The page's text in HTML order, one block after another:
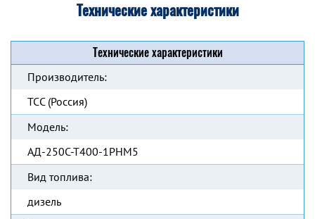
Технические характеристики
Технические характеристики
Производитель:
ТСС (Россия)
Модель:
АД-250С-Т400-1РНМ5
Вид топлива:
дизель